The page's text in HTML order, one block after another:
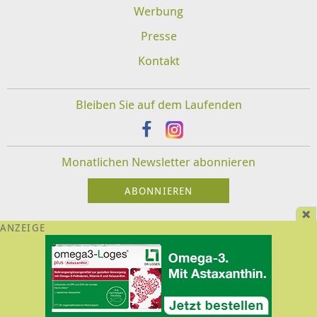
Werbung
Presse
Kontakt
Bleiben Sie auf dem Laufenden
Monatlichen Newsletter abonnieren
Impressum Datenschutz Disclaimer
Für Veranstalter und Therapeuten: